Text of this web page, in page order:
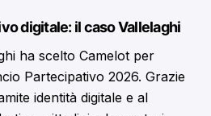
digitale: il caso Vallelaghi
ha scelto Camelot per
Partecipativo 2026. Grazie
identità digitale e al